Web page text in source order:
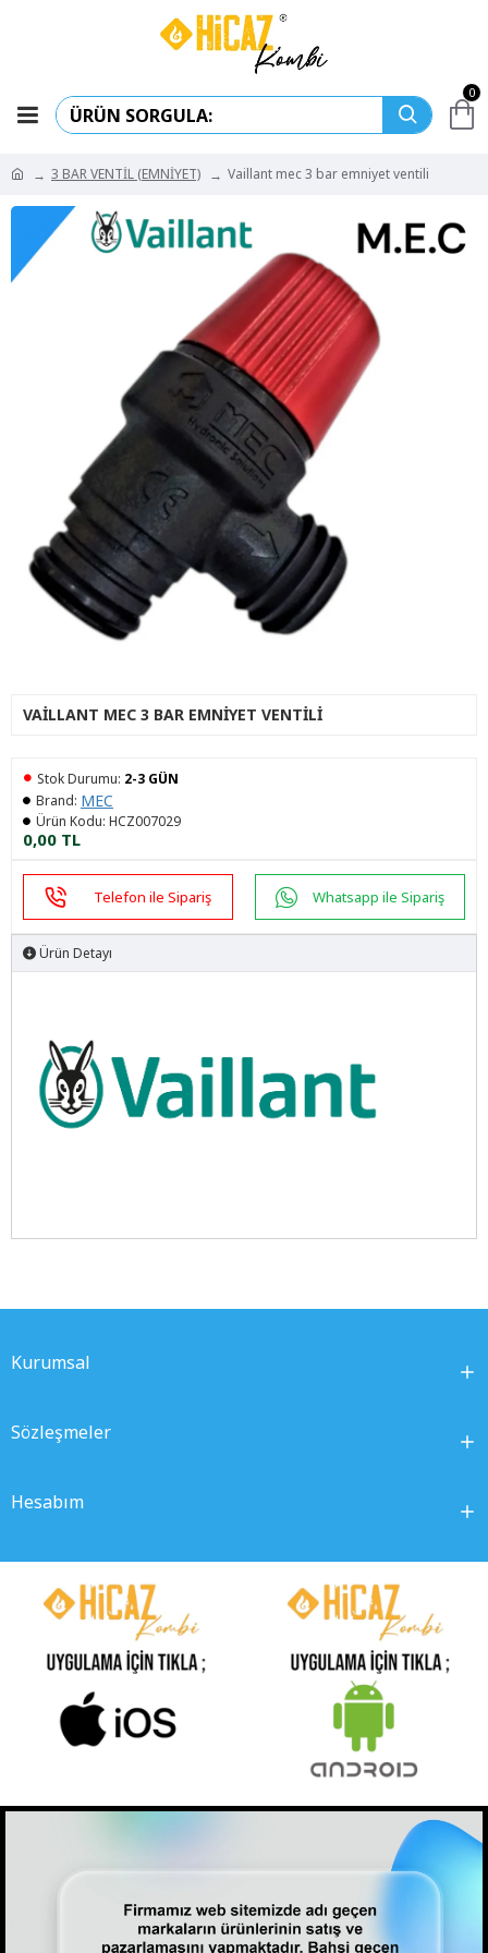
0
3 BAR VENTİL (EMNİYET) Vaillant mec 3 bar emniyet ventili
VAILLANT MEC 3 BAR EMNIYET VENTILI
0,00 TL
Stok Durumu: 2-3 GÜN
Brand: MEC
Ürün Kodu: HCZ007029
Telefon ile Sipariş Whatsapp ile Sipariş
Ürün Detayı
Kurumsal
Sözleşmeler
Hesabım